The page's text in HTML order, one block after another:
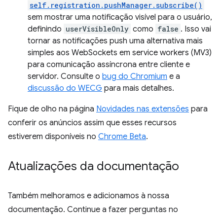
self.registration.pushManager.subscribe()
sem mostrar uma notificação visível para o usuário,
definindo userVisibleOnly como false . Isso vai
tornar as notificações push uma alternativa mais
simples aos WebSockets em service workers (MV3)
para comunicação assíncrona entre cliente e
servidor. Consulte o bug do Chromium e a
discussão do WECG para mais detalhes.
Fique de olho na página Novidades nas extensões para
conferir os anúncios assim que esses recursos
estiverem disponíveis no Chrome Beta.
Atualizações da documentação
Também melhoramos e adicionamos à nossa
documentação. Continue a fazer perguntas no